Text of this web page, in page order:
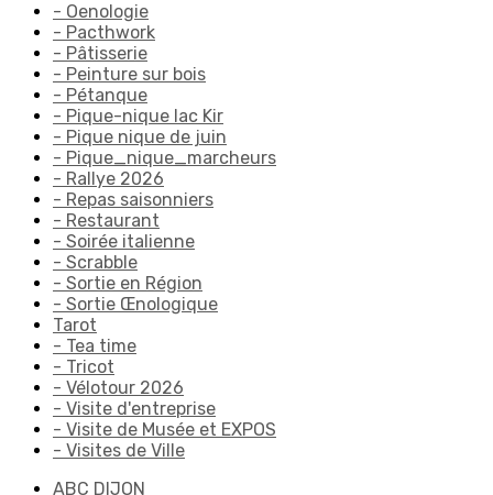
- Oenologie
- Pacthwork
- Pâtisserie
- Peinture sur bois
- Pétanque
- Pique-nique lac Kir
- Pique nique de juin
- Pique_nique_marcheurs
- Rallye 2026
- Repas saisonniers
- Restaurant
- Soirée italienne
- Scrabble
- Sortie en Région
- Sortie Œnologique
Tarot
- Tea time
- Tricot
- Vélotour 2026
- Visite d'entreprise
- Visite de Musée et EXPOS
- Visites de Ville
ABC DIJON